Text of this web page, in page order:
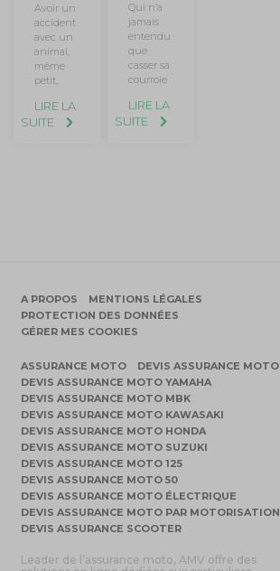
Avoir un
accident
avec un
animal,
même
petit,
LIRE LA
SUITE
Qui n’a
jamais
entendu
que
casser sa
courroie
LIRE LA
SUITE
A PROPOS
MENTIONS LÉGALES
PROTECTION DES DONNÉES
GÉRER MES COOKIES
ASSURANCE MOTO
DEVIS ASSURANCE MOTO
DEVIS ASSURANCE MOTO YAMAHA
DEVIS ASSURANCE MOTO MBK
DEVIS ASSURANCE MOTO KAWASAKI
DEVIS ASSURANCE MOTO HONDA
DEVIS ASSURANCE MOTO SUZUKI
DEVIS ASSURANCE MOTO 125
DEVIS ASSURANCE MOTO 50
DEVIS ASSURANCE MOTO ÉLECTRIQUE
DEVIS ASSURANCE MOTO PAR MOTORISATION
DEVIS ASSURANCE SCOOTER
Leader de l’assurance moto, AMV offre des